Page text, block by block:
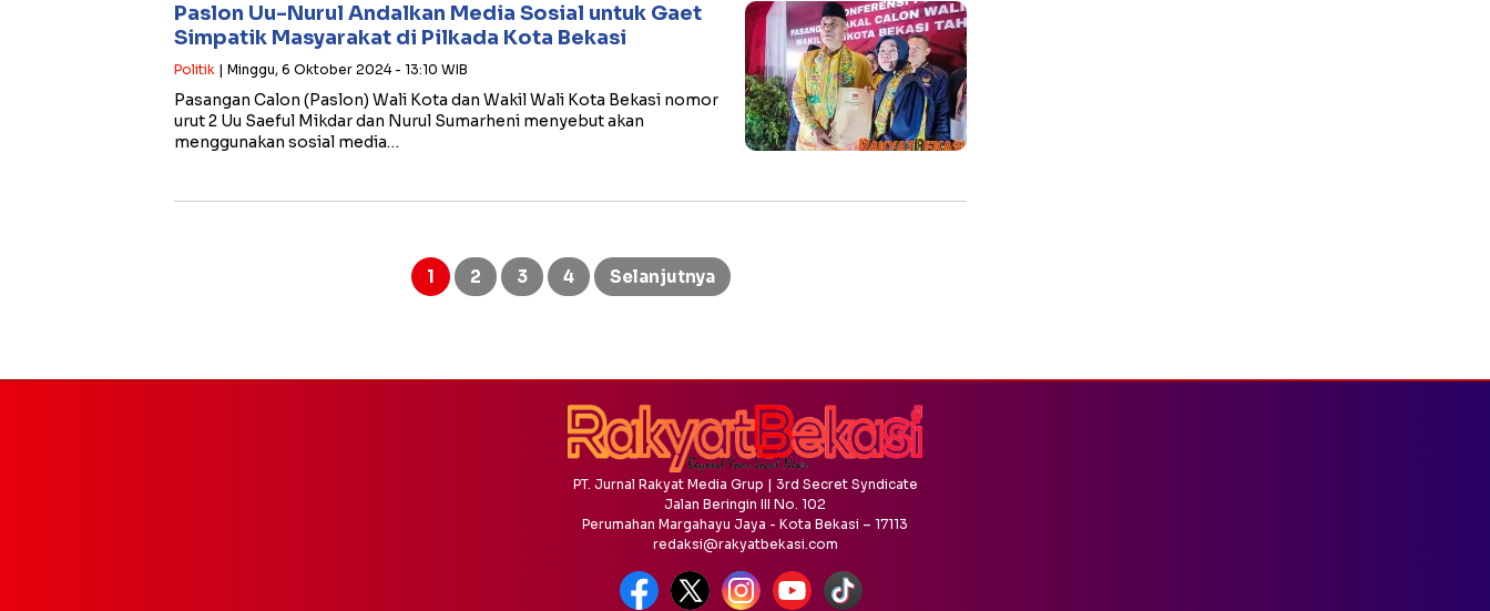
Paslon Uu-Nurul Andalkan Media Sosial untuk Gaet
Simpatik Masyarakat di Pilkada Kota Bekasi
Politik | Minggu, 6 Oktober 2024 - 13:10 WIB
Pasangan Calon (Paslon) Wali Kota dan Wakil Wali Kota Bekasi nomor
urut 2 Uu Saeful Mikdar dan Nurul Sumarheni menyebut akan
menggunakan sosial media…
1 2 3 4 Selanjutnya
PT. Jurnal Rakyat Media Grup | 3rd Secret Syndicate
Jalan Beringin III No. 102
Perumahan Margahayu Jaya - Kota Bekasi – 17113
redaksi@rakyatbekasi.com